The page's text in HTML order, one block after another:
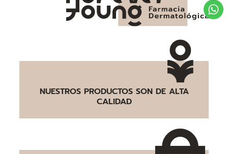
NUESTROS PRODUCTOS SON DE ALTA
CALIDAD